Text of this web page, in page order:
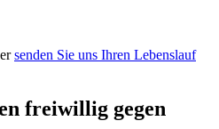
senden Sie uns Ihren Lebenslauf
freiwillig gegen